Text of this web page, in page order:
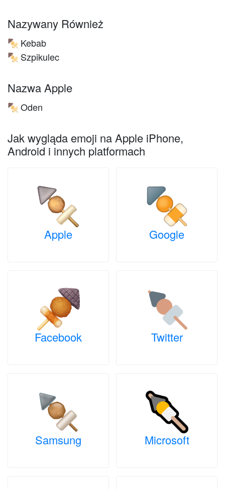
Nazywany Również
🍢 Kebab
🍢 Szpikulec
Nazwa Apple
🍢 Oden
Jak wygląda emoji na Apple iPhone,
Android i innych platformach
Apple Google
Facebook Twitter
Samsung Microsoft